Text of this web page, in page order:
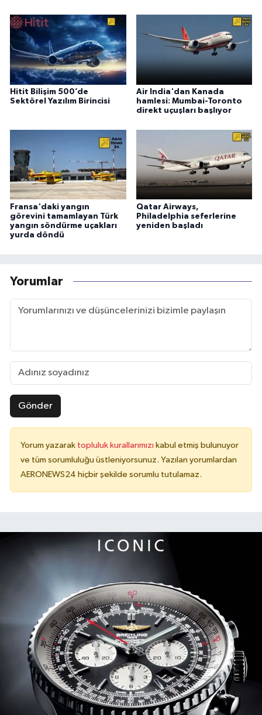
Hitit Bilişim 500’de
Sektörel Yazılım Birincisi
Air India'dan Kanada
hamlesi: Mumbai-Toronto
direkt uçuşları başlıyor
Fransa'daki yangın
görevini tamamlayan Türk
yangın söndürme uçakları
yurda döndü
Qatar Airways,
Philadelphia seferlerine
yeniden başladı
Yorumlar
Gönder
Yorum yazarak topluluk kurallarımızı kabul etmiş bulunuyor
ve tüm sorumluluğu üstleniyorsunuz. Yazılan yorumlardan
AERONEWS24 hiçbir şekilde sorumlu tutulamaz.